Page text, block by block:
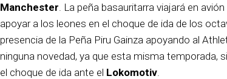
Manchester . La peña basauritarra viajará en
apoyar a los leones en el choque de ida de los
presencia de la Peña Piru Gainza apoyando al
ninguna novedad, ya que esta misma temporada,
el choque de ida ante el Lokomotiv